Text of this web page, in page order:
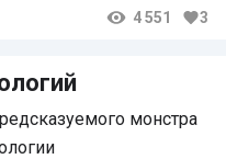
4 551 3
монстра